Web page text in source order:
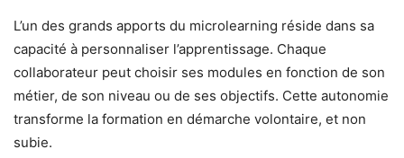
L’un des grands apports du microlearning réside dans sa
capacité à personnaliser l’apprentissage. Chaque
collaborateur peut choisir ses modules en fonction de son
métier, de son niveau ou de ses objectifs. Cette autonomie
transforme la formation en démarche volontaire, et non
subie.